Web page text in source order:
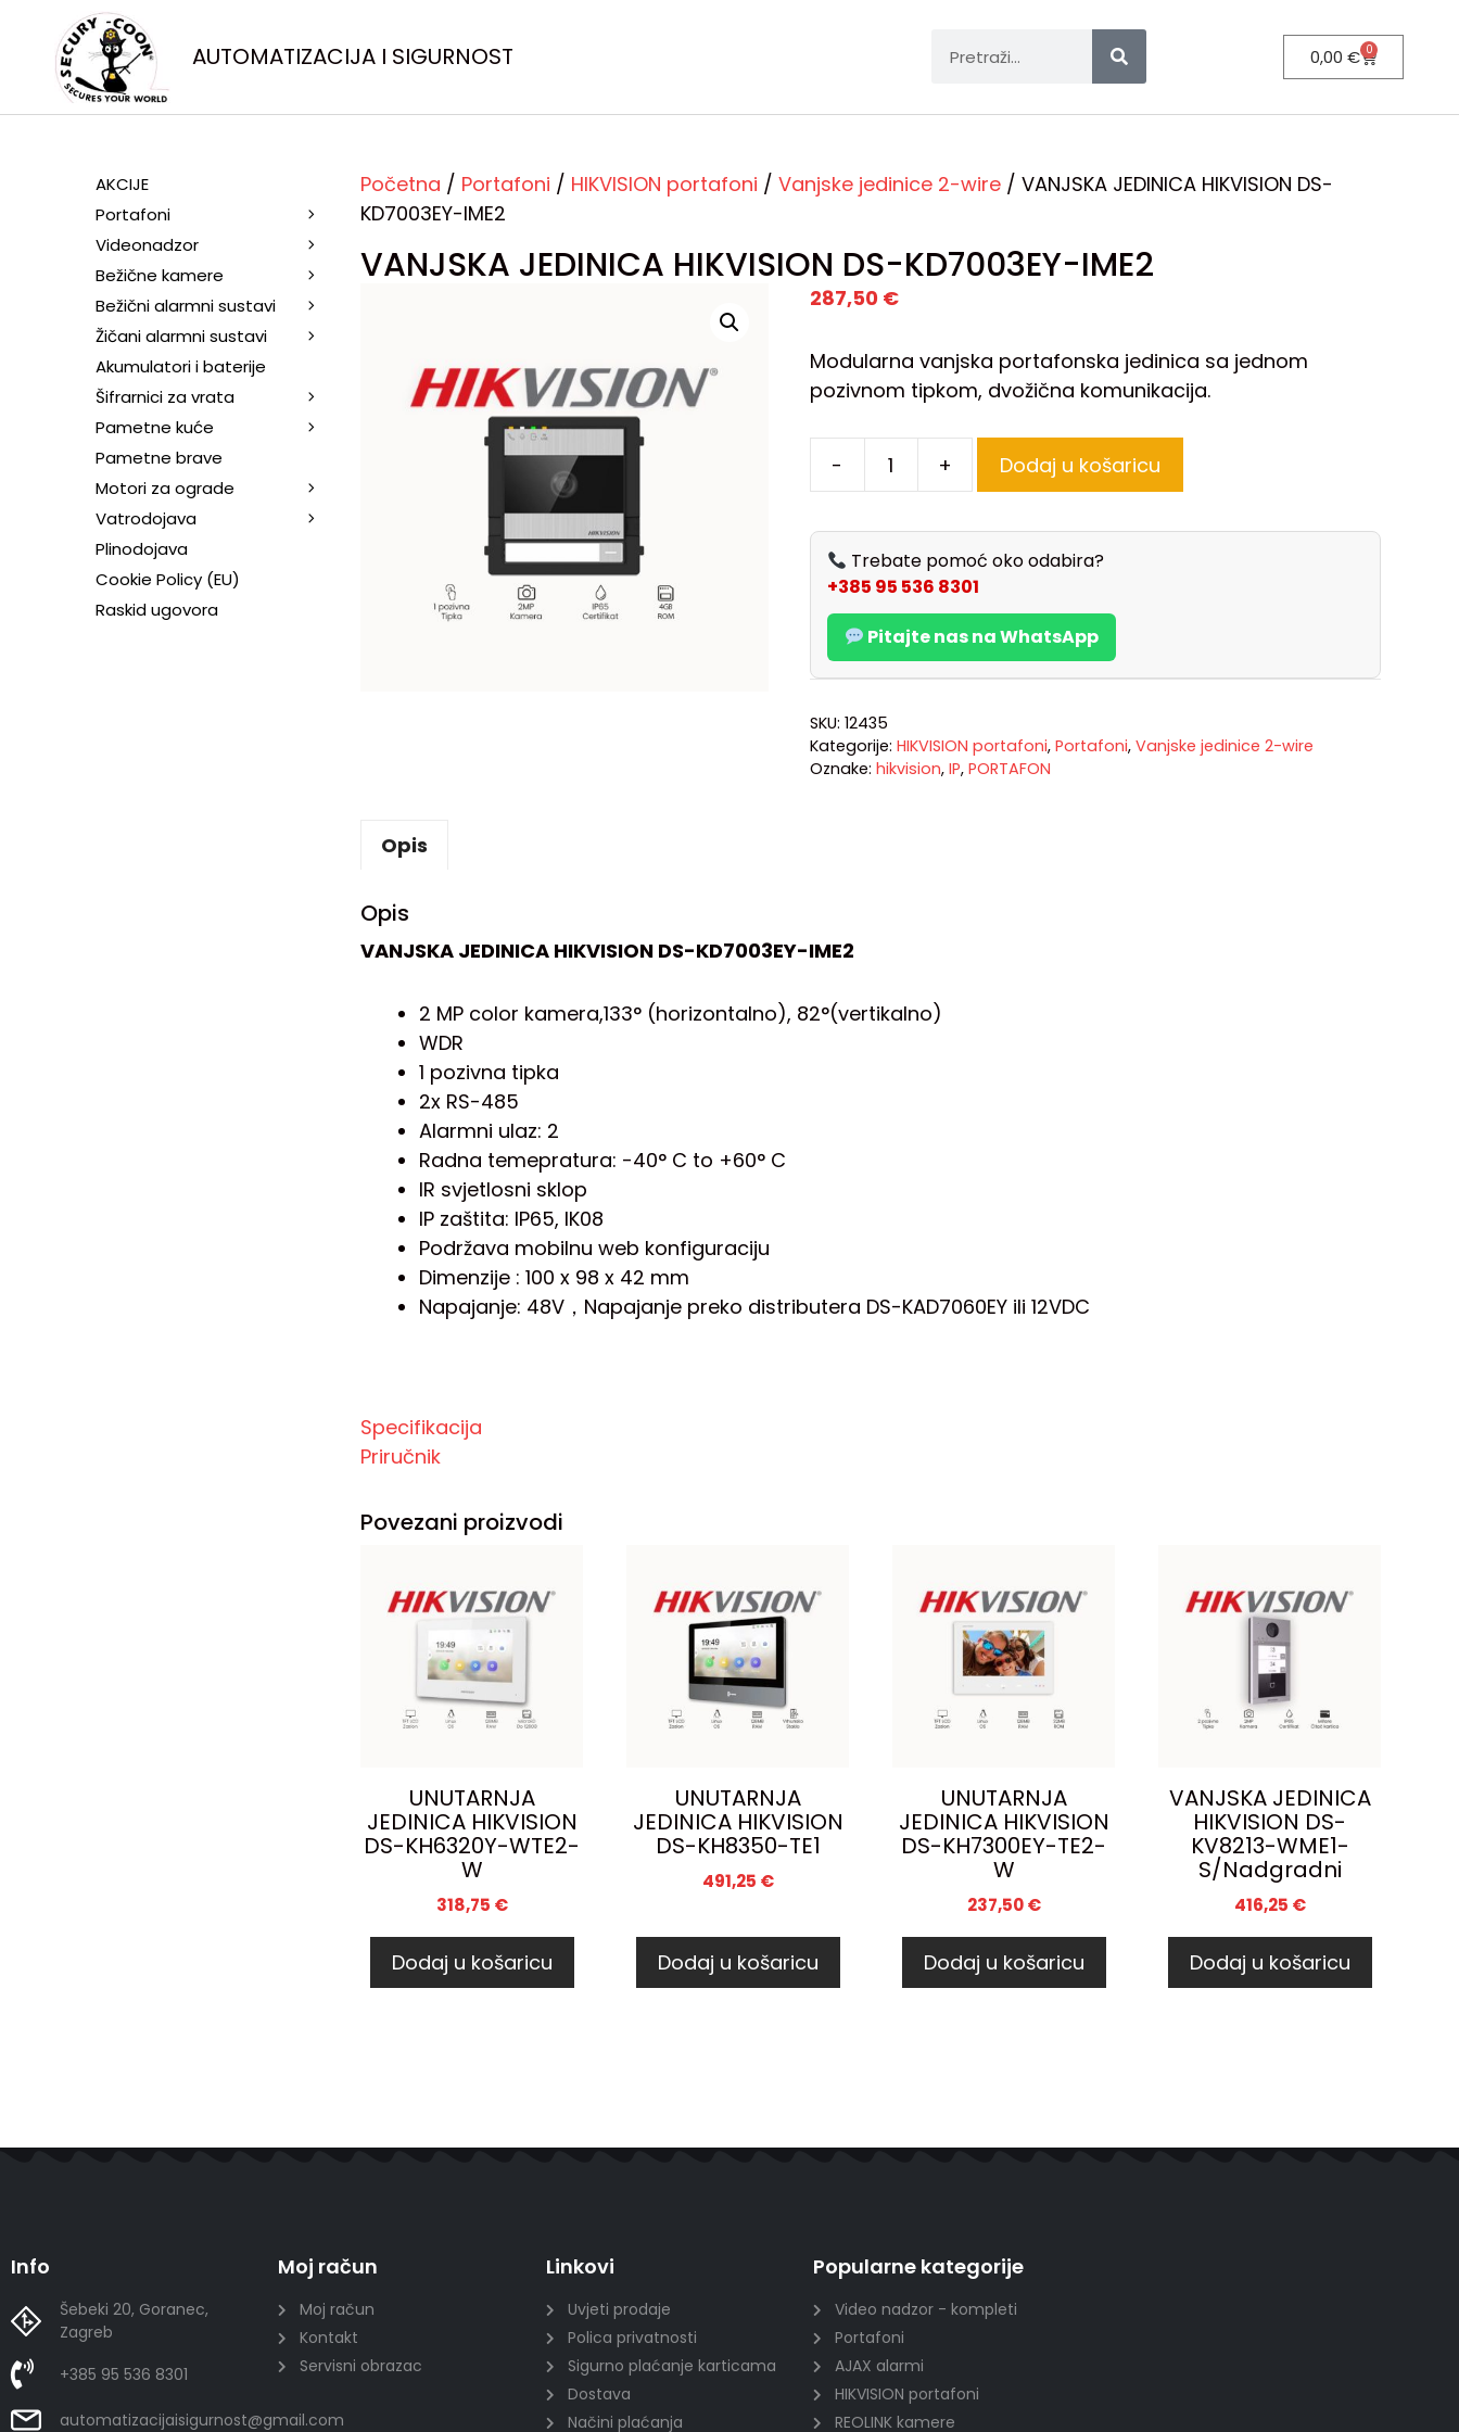
AUTOMATIZACIJA I SIGURNOST 0,00€ 0
Početna / Portafoni / HIKVISION portafoni / Vanjske jedinice 2-wire / VANJSKA JEDINICA HIKVISION DS-
KD7003EY-IME2
VANJSKA JEDINICA HIKVISION DS-KD7003EY-IME2
287,50 €
Modularna vanjska portafonska jedinica sa jednom
pozivnom tipkom, dvožična komunikacija.
- + Dodaj u košaricu
Trebate pomoć oko odabira?
+385 95 536 8301
Pitajte nas na WhatsApp
SKU: 12435
Kategorije: HIKVISION portafoni, Portafoni, Vanjske jedinice 2-wire
Oznake: hikvision, IP, PORTAFON
Opis
Opis
VANJSKA JEDINICA HIKVISION DS-KD7003EY-IME2
2 MP color kamera,133° (horizontalno), 82°(vertikalno)
WDR
1 pozivna tipka
2x RS-485
Alarmni ulaz: 2
Radna temepratura: -40° C to +60° C
IR svjetlosni sklop
IP zaštita: IP65, IK08
Podržava mobilnu web konfiguraciju
Dimenzije : 100 x 98 x 42 mm
Napajanje: 48V，Napajanje preko distributera DS-KAD7060EY ili 12VDC
Specifikacija
Priručnik
Povezani proizvodi
UNUTARNJA
JEDINICA HIKVISION
DS-KH6320Y-WTE2-
W
318,75 €
Dodaj u košaricu
UNUTARNJA
JEDINICA HIKVISION
DS-KH8350-TE1
491,25 €
Dodaj u košaricu
UNUTARNJA
JEDINICA HIKVISION
DS-KH7300EY-TE2-
W
237,50€
Dodaj u košaricu
VANJSKA JEDINICA
HIKVISION DS-
KV8213-WME1-
S/Nadgradni
416,25 €
Dodaj u košaricu
AKCIJE
Portafoni
Videonadzor
Bežične kamere
Bežični alarmni sustavi
Žičani alarmni sustavi
Akumulatori i baterije
Šifrarnici za vrata
Pametne kuće
Pametne brave
Motori za ograde
Vatrodojava
Plinodojava
Cookie Policy (EU)
Raskid ugovora
Info
Šebeki 20, Goranec,
Zagreb
+385 95 536 8301
automatizacijaisigurnost@gmail.com
Moj račun
Moj račun
Kontakt
Servisni obrazac
Linkovi
Uvjeti prodaje
Polica privatnosti
Sigurno plaćanje karticama
Dostava
Načini plaćanja
Popularne kategorije
Video nadzor - kompleti
Portafoni
AJAX alarmi
HIKVISION portafoni
REOLINK kamere